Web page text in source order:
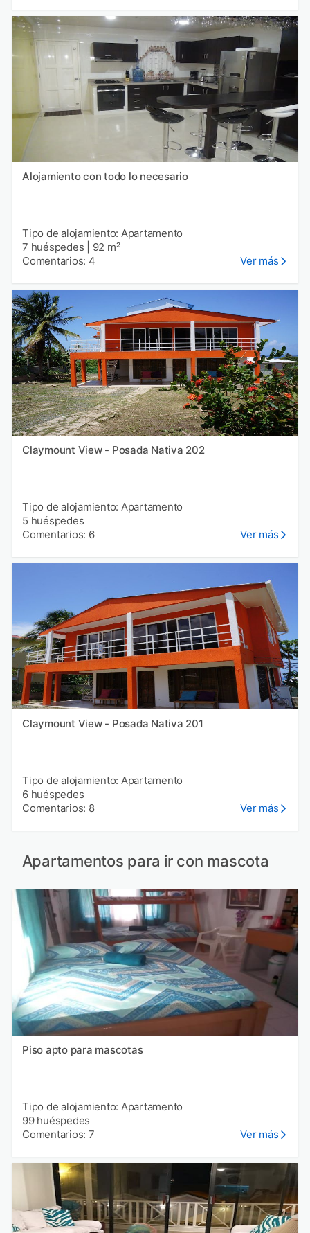
Alojamiento con todo lo necesario
Tipo de alojamiento: Apartamento
7 huéspedes
92 m²
Comentarios: 4
Ver más
Claymount View - Posada Nativa 202
Tipo de alojamiento: Apartamento
5 huéspedes
Comentarios: 6
Ver más
Claymount View - Posada Nativa 201
Tipo de alojamiento: Apartamento
6 huéspedes
Comentarios: 8
Ver más
Apartamentos para ir con mascota
Piso apto para mascotas
Tipo de alojamiento: Apartamento
99 huéspedes
Comentarios: 7
Ver más